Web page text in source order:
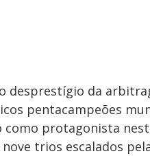
desprestígio da
pentacampeões
protagonista
trios escalados